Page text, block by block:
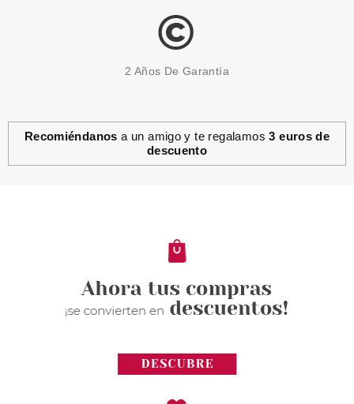
2 Años De Garantía
Recomiéndanos a un amigo y te regalamos3 euros de
descuento